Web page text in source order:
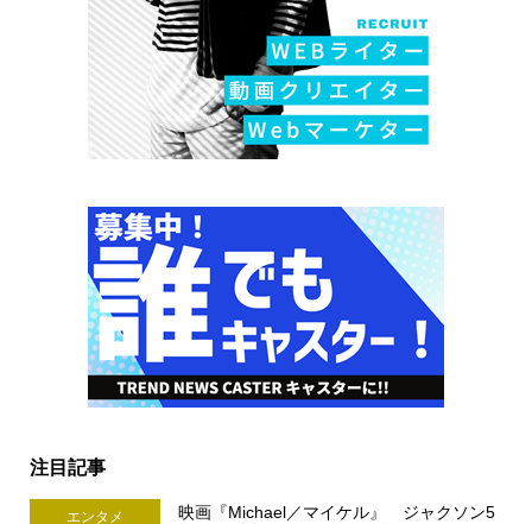
注目記事
エンタメ
映画『Michael／マイケル』 ジャクソン5